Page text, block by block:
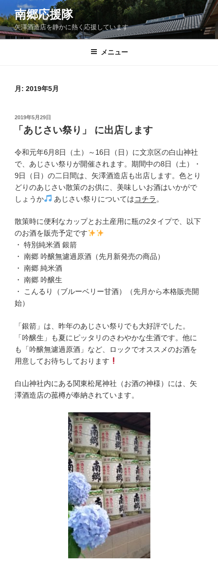
ン
テ
ン
南郷応援隊
矢澤酒造店を静かに熱く応援しています
メニュー
月: 2019年5月
投
2019年5月29日
「あじさい祭り」 に出店します
令和元年6月8日（土）～16日（日）に文京区の白山神社
で、あじさい祭りが開催されます。期間中の8日（土）・
9日（日）の二日間は、矢澤酒造店も出店します。色とり
どりのあじさい散策のお供に、美味しいお酒はいかがで
しょうか
あじさい祭りについてはコチラ 。
散策時に便利なカップとお土産用に瓶の2タイプで、以下
のお酒を販売予定です
・ 特別純米酒 銀箭
・ 南郷 吟醸無濾過原酒（先月新発売の商品）
・ 南郷 純米酒
・ 南郷 吟醸生
・ こんるり（ブルーベリー甘酒）（先月から本格販売開
始）
「銀箭」は、昨年のあじさい祭りでも大好評でした。
「吟醸生」も夏にピッタリのさわやかな生酒です。他に
も「吟醸無濾過原酒」など、ロックでオススメのお酒を
用意してお待ちしております
白山神社内にある関東松尾神社（お酒の神様）には、矢
澤酒造店の菰樽が奉納されています。